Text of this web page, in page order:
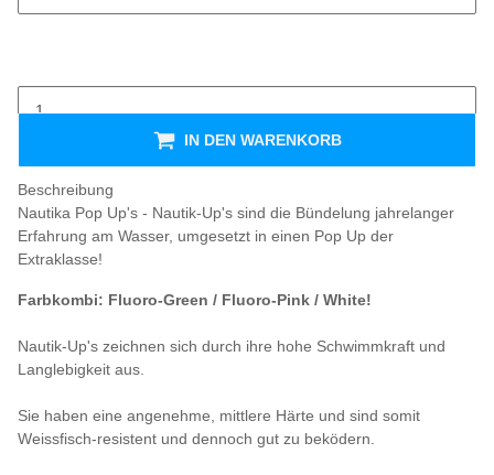
IN DEN WARENKORB
Beschreibung
Nautika Pop Up's - Nautik-Up's sind die Bündelung jahrelanger
Erfahrung am Wasser, umgesetzt in einen Pop Up der
Extraklasse!
Farbkombi: Fluoro-Green / Fluoro-Pink / White!
Nautik-Up's zeichnen sich durch ihre hohe Schwimmkraft und
Langlebigkeit aus.
Sie haben eine angenehme, mittlere Härte und sind somit
Weissfisch-resistent und dennoch gut zu beködern.